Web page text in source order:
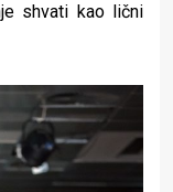
shvati kao lični